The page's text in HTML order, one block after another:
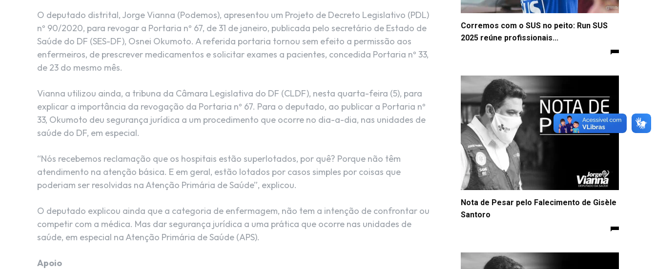
O deputado distrital, Jorge Vianna (Podemos), apresentou um Projeto de Decreto Legislativo (PDL)
nº 90/2020, para revogar a Portaria nº 67, de 31 de janeiro, publicada pelo secretário de Estado de
Saúde do DF (SES-DF), Osnei Okumoto. A referida portaria tornou sem efeito a permissão aos
enfermeiros, de prescrever medicamentos e solicitar exames a pacientes, concedida Portaria nº 33,
de 23 do mesmo mês.
Vianna utilizou ainda, a tribuna da Câmara Legislativa do DF (CLDF), nesta quarta-feira (5), para
explicar a importância da revogação da Portaria nº 67. Para o deputado, ao publicar a Portaria nº
33, Okumoto deu segurança jurídica a um procedimento que ocorre no dia-a-dia, nas unidades de
saúde do DF, em especial.
“Nós recebemos reclamação que os hospitais estão superlotados, por quê? Porque não têm
atendimento na atenção básica. E em geral, estão lotados por casos simples por coisas que
poderiam ser resolvidas na Atenção Primária de Saúde”, explicou.
O deputado explicou ainda que a categoria de enfermagem, não tem a intenção de confrontar ou
competir com a médica. Mas dar segurança jurídica a uma prática que ocorre nas unidades de
saúde, em especial na Atenção Primária de Saúde (APS).
Apoio
Corremos com o SUS no peito: Run SUS
2025 reúne profissionais...
Nota de Pesar pelo Falecimento de Gisèle
Santoro